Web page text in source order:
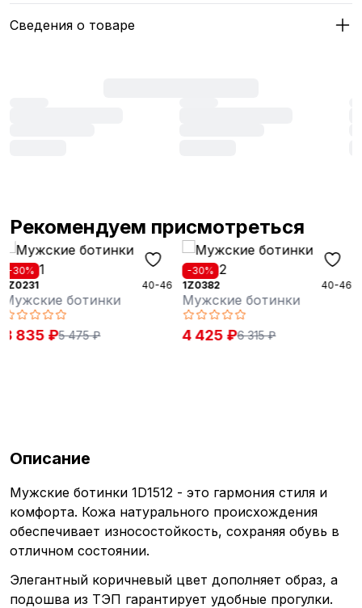
Сведения о товаре
Рекомендуем присмотреться
-30%
1Z0382
40-46
Мужские ботинки
4 425 ₽6 315 ₽
-30%
1Z0381
40-
Мужские ботинки
4 425 ₽6 315 ₽
Описание
Мужские ботинки 1D1512 - это гармония стиля и
комфорта. Кожа натурального происхождения
обеспечивает износостойкость, сохраняя обувь в
отличном состоянии.
Элегантный коричневый цвет дополняет образ, а
подошва из ТЭП гарантирует удобные прогулки.